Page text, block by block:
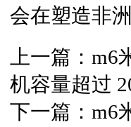
会在塑造非
上一篇： m6
机容量超过
下一篇： m6